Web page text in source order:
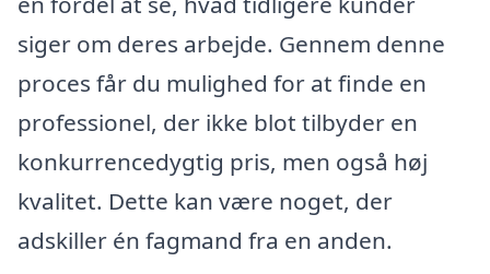
siger om deres arbejde. Gennem denne
proces får du mulighed for at finde en
professionel, der ikke blot tilbyder en
konkurrencedygtig pris, men også høj
kvalitet. Dette kan være noget, der
adskiller én fagmand fra en anden.